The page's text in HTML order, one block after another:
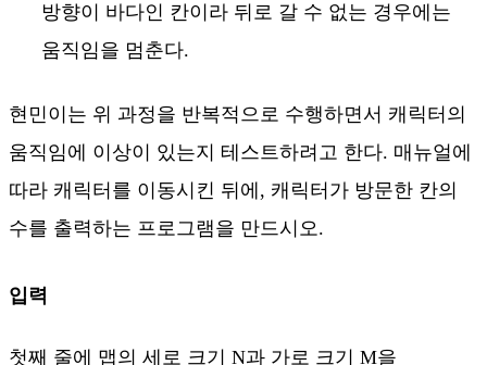
방향이 바다인 칸이라 뒤로 갈 수 없는 경우에는
움직임을 멈춘다.
현민이는 위 과정을 반복적으로 수행하면서 캐릭터의
움직임에 이상이 있는지 테스트하려고 한다. 매뉴얼에
따라 캐릭터를 이동시킨 뒤에, 캐릭터가 방문한 칸의
수를 출력하는 프로그램을 만드시오.
입력
첫째 줄에 맵의 세로 크기 N과 가로 크기 M을